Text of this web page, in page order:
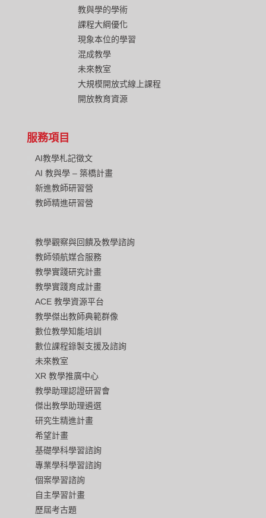
教與學的學術
課程大綱優化
現象本位的學習
混成教學
未來教室
大規模開放式線上課程
開放教育資源
服務項目
AI教學札記徵文
AI 教與學 – 築橋計畫
新進教師研習營
教師精進研習營
教學觀察與回饋及教學諮詢
教師領航媒合服務
教學實踐研究計畫
教學實踐育成計畫
ACE 教學資源平台
教學傑出教師典範群像
數位教學知能培訓
數位課程錄製支援及諮詢
未來教室
XR 教學推廣中心
教學助理認證研習會
傑出教學助理遴選
研究生精進計畫
希望計畫
基礎學科學習諮詢
專業學科學習諮詢
個案學習諮詢
自主學習計畫
歷屆考古題